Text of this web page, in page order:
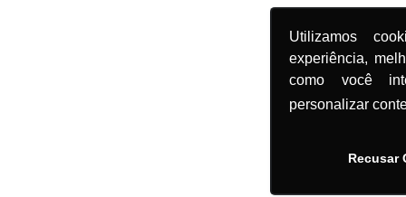
Utilizamos
experiência,
como você
personalizar
Recusar